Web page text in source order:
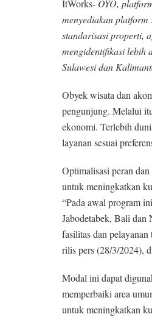
ItWorks- OYO,
menyediakan
standarisasi properti,
mengidentifikasi lebih
Sulawesi dan
Obyek wisata dan
pengunjung. Melalui
ekonomi. Terlebih
layanan sesuai
Optimalisasi peran
untuk meningkatkan
“Pada awal program
Jabodetabek, Bali dan
fasilitas dan
rilis pers (28/3/2024),
Modal ini dapat
memperbaiki area
untuk meningkatkan